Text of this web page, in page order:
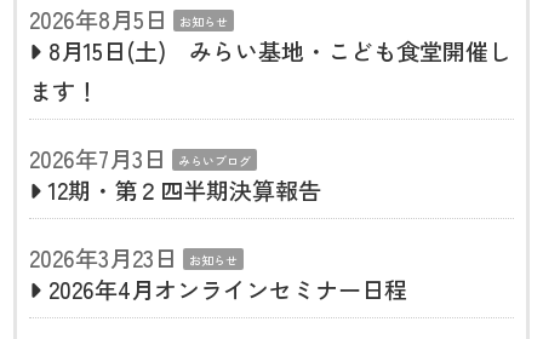
2026年8月5日 お知らせ
8月15日(土) みらい基地・こども食堂開催し
ます！
2026年7月3日
みらいブログ
12期・第２四半期決算報告
2026年3月23日
お知らせ
2026年4月オンラインセミナー日程